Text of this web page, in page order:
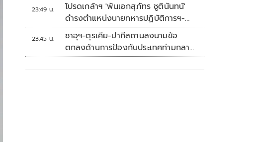
23:49 น.
โปรดเกล้าฯ 'พันเอกสุภัทร ชูตินันทน์'
ดำรงตำแหน่งนายทหารปฏิบัติการฯ-
พระราชทานยศ 'พลตรี'
23:45 น.
ซาอุฯ-ตุรเคีย-ปากีสถานลงนามข้อ
ตกลงด้านการป้องกันประเทศท่ามกลาง
สงครามในภูมิภาค